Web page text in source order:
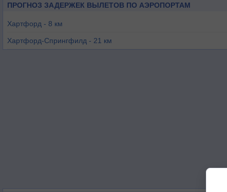
ПРОГНОЗ ЗАДЕРЖЕК ВЫЛЕТОВ ПО АЭРОПОРТАМ
Хартфорд - 8 км
Хартфорд-Спрингфилд - 21 км